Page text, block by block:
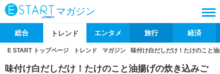
マガジン
総合 トレンド エンタメ 旅行 経済
E START トップページ トレンド マガジン 味付け白だしだけ！たけのこと
味付け白だしだけ！たけのこと油揚げの炊き込みご